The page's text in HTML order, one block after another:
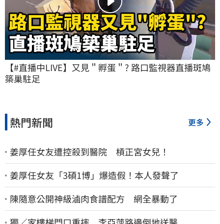
【#直播中LIVE】又見＂孵蛋＂? 路口監視器直播斑鳩
築巢駐足
熱門新聞 更多
姜厚任女友遭控殺到醫院 槓正宮女兒！
姜厚任女友「3碩1博」爆造假！本人發聲了
陳隨意公開神級滷肉食譜配方 網全暴動了